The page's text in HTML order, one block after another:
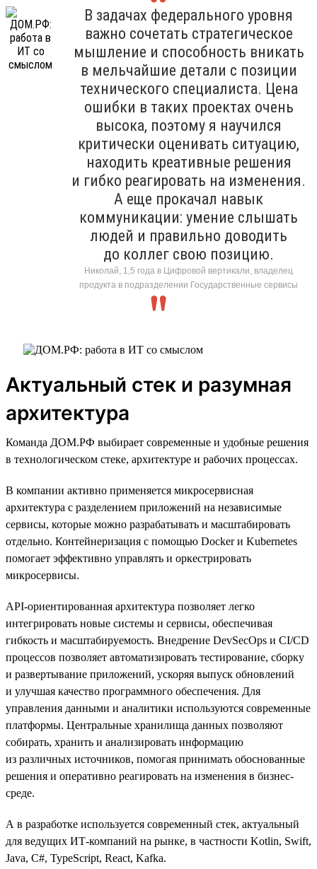
В задачах федерального уровня
важно сочетать стратегическое
мышление и способность вникать
в мельчайшие детали с позиции
технического специалиста. Цена
ошибки в таких проектах очень
высока, поэтому я научился
критически оценивать ситуацию,
находить креативные решения
и гибко реагировать на изменения.
А еще прокачал навык
коммуникации: умение слышать
людей и правильно доводить
до коллег свою позицию.
Николай, 1,5 года в Цифровой вертикали, владелец
продукта в подразделении Государственные сервисы
Актуальный стек и разумная
архитектура
Команда ДОМ.РФ выбирает современные и удобные решения
в технологическом стеке, архитектуре и рабочих процессах.
В компании активно применяется микросервисная
архитектура с разделением приложений на независимые
сервисы, которые можно разрабатывать и масштабировать
отдельно. Контейнеризация с помощью Docker и Kubernetes
помогает эффективно управлять и оркестрировать
микросервисы.
API-ориентированная архитектура позволяет легко
интегрировать новые системы и сервисы, обеспечивая
гибкость и масштабируемость. Внедрение DevSecOps и CI/CD
процессов позволяет автоматизировать тестирование, сборку
и развертывание приложений, ускоряя выпуск обновлений
и улучшая качество программного обеспечения. Для
управления данными и аналитики используются современные
платформы. Центральные хранилища данных позволяют
собирать, хранить и анализировать информацию
из различных источников, помогая принимать обоснованные
решения и оперативно реагировать на изменения в бизнес-
среде.
А в разработке используется современный стек, актуальный
для ведущих ИТ-компаний на рынке, в частности Kotlin, Swift,
Java, C#, TypeScript, React, Kafka.